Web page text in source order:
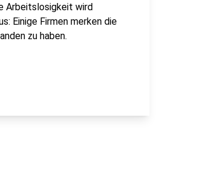
Arbeitslosigkeit wird
Einige Firmen merken die
zu haben.